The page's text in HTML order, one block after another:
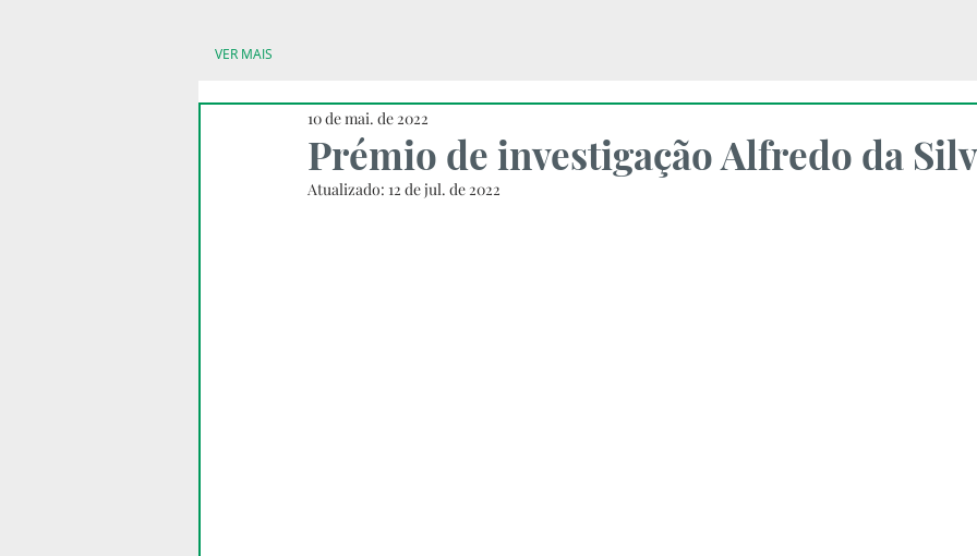
VER MAIS
Prémio de investigação Alfredo da
10 de mai. de 2022
Atualizado: 12 de jul. de 2022